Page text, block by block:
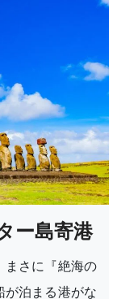
ー島寄港
さに『絶海の
が泊まる港がな